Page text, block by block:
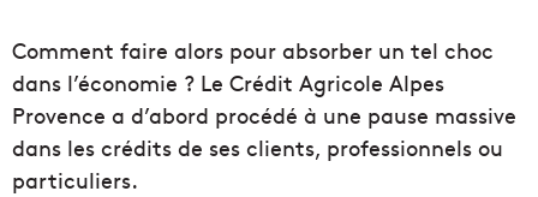
Comment faire alors pour absorber un tel choc
dans l’économie ? Le Crédit Agricole Alpes
Provence a d’abord procédé à une pause massive
dans les crédits de ses clients, professionnels ou
particuliers.